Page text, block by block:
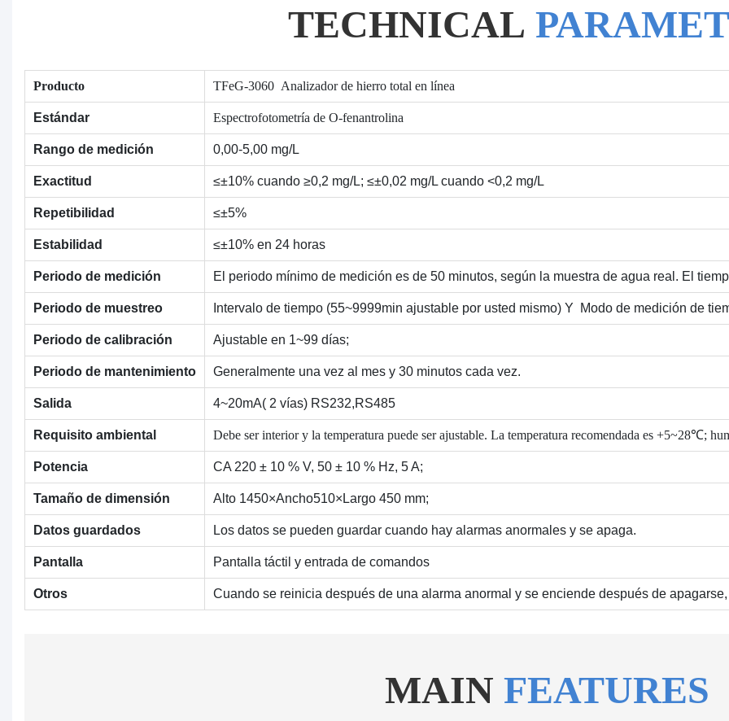
TECHNICAL
Producto TFeG-3060 Analizador de hierro total en línea
Estándar Espectrofotometría de O-fenantrolina
Rango de medición 0,00-5,00 mg/L
Exactitud ≤±10% cuando ≥0,2 mg/L; ≤±0,02 mg/L cuando <0,2 mg/L
Repetibilidad ≤±5%
Estabilidad ≤±10% en 24 horas
Periodo de medición El periodo mínimo de medición es de 50 minutos, según la muestra de agua real. El
Periodo de muestreo Intervalo de tiempo (55~9999min ajustable por usted mismo) Y Modo de medición de
Periodo de calibración Ajustable en 1~99 días;
Periodo de mantenimiento Generalmente una vez al mes y 30 minutos cada vez.
Salida 4~20mA( 2 vías) RS232,RS485
Requisito ambiental Debe ser interior y la temperatura puede ser ajustable. La temperatura recomendada es +5~28℃;
Potencia CA 220 ± 10 % V, 50 ± 10 % Hz, 5 A;
Tamaño de dimensión Alto 1450×Ancho510×Largo 450 mm;
Datos guardados Los datos se pueden guardar cuando hay alarmas anormales y se apaga.
Pantalla Pantalla táctil y entrada de comandos
Otros Cuando se reinicia después de una alarma anormal y se enciende después de
MAIN FEATURES